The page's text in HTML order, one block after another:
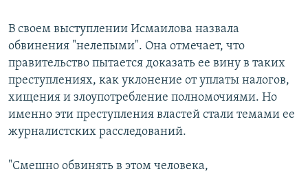
В своем выступлении Исмаилова назвала
обвинения "нелепыми". Она отмечает, что
правительство пытается доказать ее вину в таких
преступлениях, как уклонение от уплаты налогов,
хищения и злоупотребление полномочиями. Но
именно эти преступления властей стали темами ее
журналистских расследований.
"Смешно обвинять в этом человека,